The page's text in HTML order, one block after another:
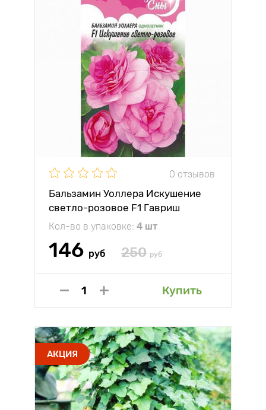
0 отзывов
Бальзамин Уоллера Искушение
светло-розовое F1 Гавриш
Кол-во в упаковке: 4 шт
146 руб 250 руб
Купить
АКЦИЯ